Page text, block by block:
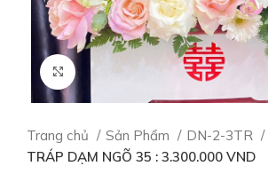
Click to enlarge
Trang chủ Sản Phẩm
DN-2-3TR
TRÁP DẠM NGÕ 35 : 3.300.000 VND